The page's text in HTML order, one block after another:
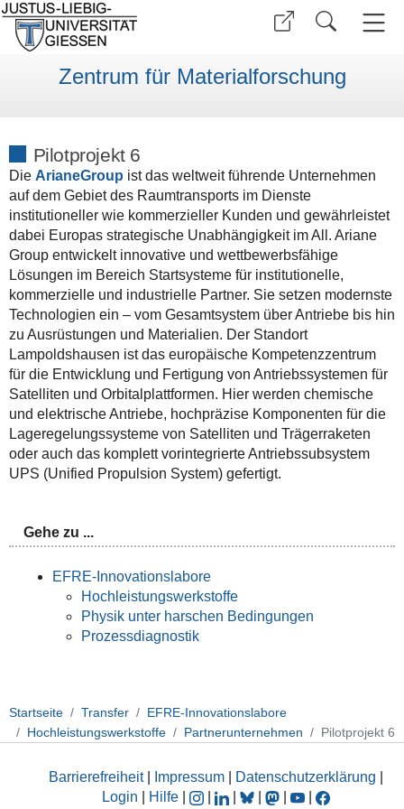
Zentrum für Materialforschung
Pilotprojekt 6
Die ArianeGroup ist das weltweit führende Unternehmen
auf dem Gebiet des Raumtransports im Dienste
institutioneller wie kommerzieller Kunden und gewährleistet
dabei Europas strategische Unabhängigkeit im All. Ariane
Group entwickelt innovative und wettbewerbsfähige
Lösungen im Bereich Startsysteme für institutionelle,
kommerzielle und industrielle Partner. Sie setzen modernste
Technologien ein – vom Gesamtsystem über Antriebe bis hin
zu Ausrüstungen und Materialien. Der Standort
Lampoldshausen ist das europäische Kompetenzzentrum
für die Entwicklung und Fertigung von Antriebssystemen für
Satelliten und Orbitalplattformen. Hier werden chemische
und elektrische Antriebe, hochpräzise Komponenten für die
Lageregelungssysteme von Satelliten und Trägerraketen
oder auch das komplett vorintegrierte Antriebssubsystem
UPS (Unified Propulsion System) gefertigt.
Gehe zu ...
EFRE-Innovationslabore
Hochleistungswerkstoffe
Physik unter harschen Bedingungen
Prozessdiagnostik
Startseite Transfer
EFRE-Innovationslabore
Hochleistungswerkstoffe
Partnerunternehmen Pilotprojekt 6
Barrierefreiheit| Impressum Datenschutzerklärung
Login
Hilfe